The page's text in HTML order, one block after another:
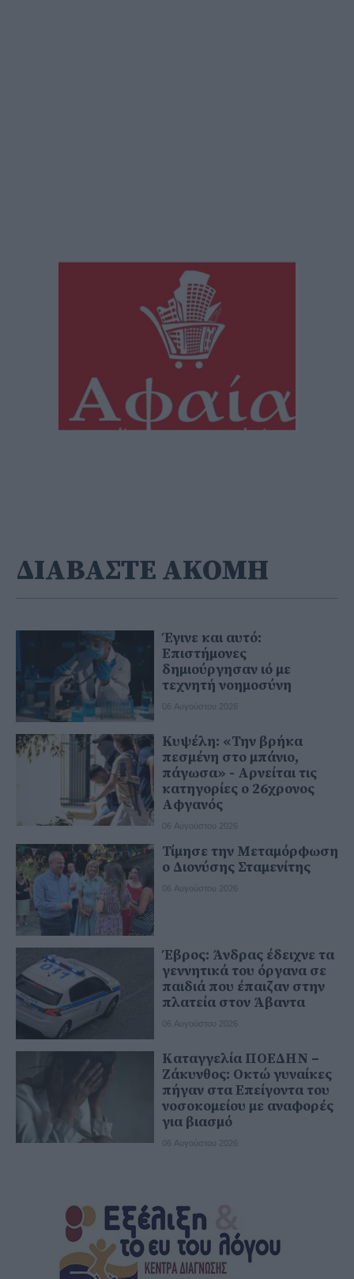
ΔΙΑΒΑΣΤΕ ΑΚΟΜΗ
Έγινε και αυτό:
Επιστήμονες
δημιούργησαν ιό με
τεχνητή νοημοσύνη
06 Αυγούστου 2026
Κυψέλη: «Την βρήκα
πεσμένη στο μπάνιο,
πάγωσα» - Αρνείται τις
κατηγορίες ο 26χρονος
Αφγανός
06 Αυγούστου 2026
Τίμησε την Μεταμόρφωση
ο Διονύσης Σταμενίτης
06 Αυγούστου 2026
Έβρος: Άνδρας έδειχνε τα
γεννητικά του όργανα σε
παιδιά που έπαιζαν στην
πλατεία στον Άβαντα
06 Αυγούστου 2026
Καταγγελία ΠΟΕΔΗΝ –
Ζάκυνθος: Οκτώ γυναίκες
πήγαν στα Επείγοντα του
νοσοκομείου με αναφορές
για βιασμό
06 Αυγούστου 2026